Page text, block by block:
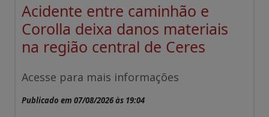
Acidente entre caminhão e
Corolla deixa danos materiais
na região central de Ceres
Acesse para mais informações
Publicado em 07/08/2026 às 19:04